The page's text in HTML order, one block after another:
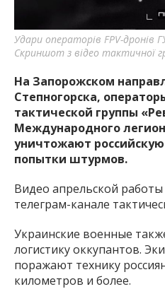
важную
Удари операторів FPV-дронів
Скриншот з відео тактичної
На Запорожском
Степногорска,
тактической группы
Международного
уничтожают
попытки штурмов.
Видео апрельской работы
телеграм-канале
Украинские военные
логистику оккупантов.
поражают технику
километров и более.